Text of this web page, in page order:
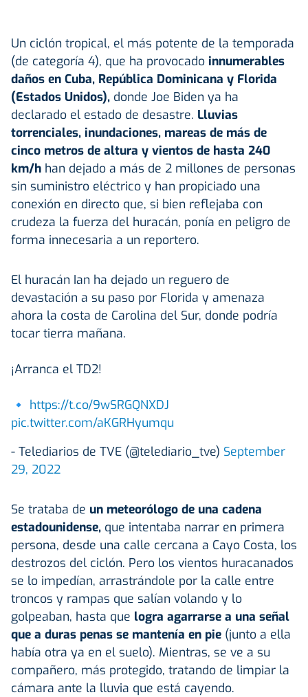
Un ciclón tropical, el más potente de la temporada
(de categoría 4), que ha provocado innumerables
daños en Cuba, República Dominicana y Florida
(Estados Unidos), donde Joe Biden ya ha
declarado el estado de desastre. Lluvias
torrenciales, inundaciones, mareas de más de
cinco metros de altura y vientos de hasta 240
km/h han dejado a más de 2 millones de personas
sin suministro eléctrico y han propiciado una
conexión en directo que, si bien reflejaba con
crudeza la fuerza del huracán, ponía en peligro de
forma innecesaria a un reportero.
El huracán Ian ha dejado un reguero de
devastación a su paso por Florida y amenaza
ahora la costa de Carolina del Sur, donde podría
tocar tierra mañana.
¡Arranca el TD2!
🔹 https://t.co/9wSRGQNXDJ
pic.twitter.com/aKGRHyumqu
- Telediarios de TVE (@telediario_tve) September
29, 2022
Se trataba de un meteorólogo de una cadena
estadounidense, que intentaba narrar en primera
persona, desde una calle cercana a Cayo Costa, los
destrozos del ciclón. Pero los vientos huracanados
se lo impedían, arrastrándole por la calle entre
troncos y rampas que salían volando y lo
golpeaban, hasta que logra agarrarse a una señal
que a duras penas se mantenía en pie (junto a ella
había otra ya en el suelo). Mientras, se ve a su
compañero, más protegido, tratando de limpiar la
cámara ante la lluvia que está cayendo.